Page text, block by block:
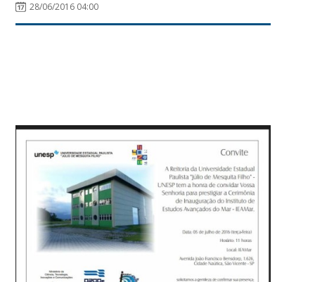
28/06/2016 04:00